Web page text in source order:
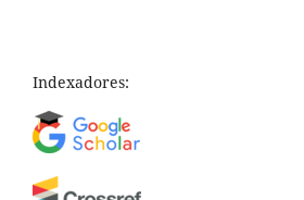
Indexadores: